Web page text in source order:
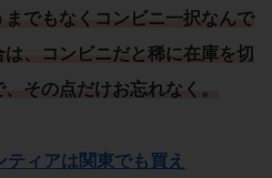
でもなく コンビニ一択なんで
は、コンビニだと稀に在庫を切
その点だけお忘れなく。
ィアは関東でも買え